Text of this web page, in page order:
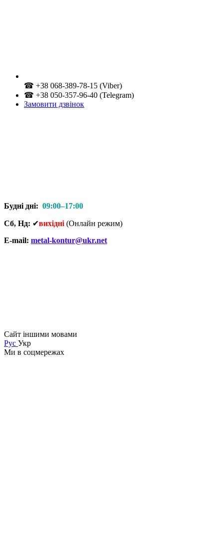
☎ +38 068-389-78-15 (Viber)
☎ +38 050-357-96-40 (Telegram)
Замовити дзвінок
Будні дні: 09:00–17:00
Сб, Нд: ✔вихідні (Онлайн режим)
E-mail: metal-kontur@ukr.net
Сайт іншими мовами
Рус Укр
Ми в соцмережах